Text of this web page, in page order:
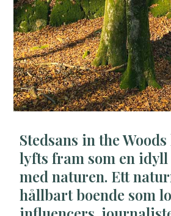
Stedsans in the
lyfts fram som en
med naturen. Ett
hållbart boende som